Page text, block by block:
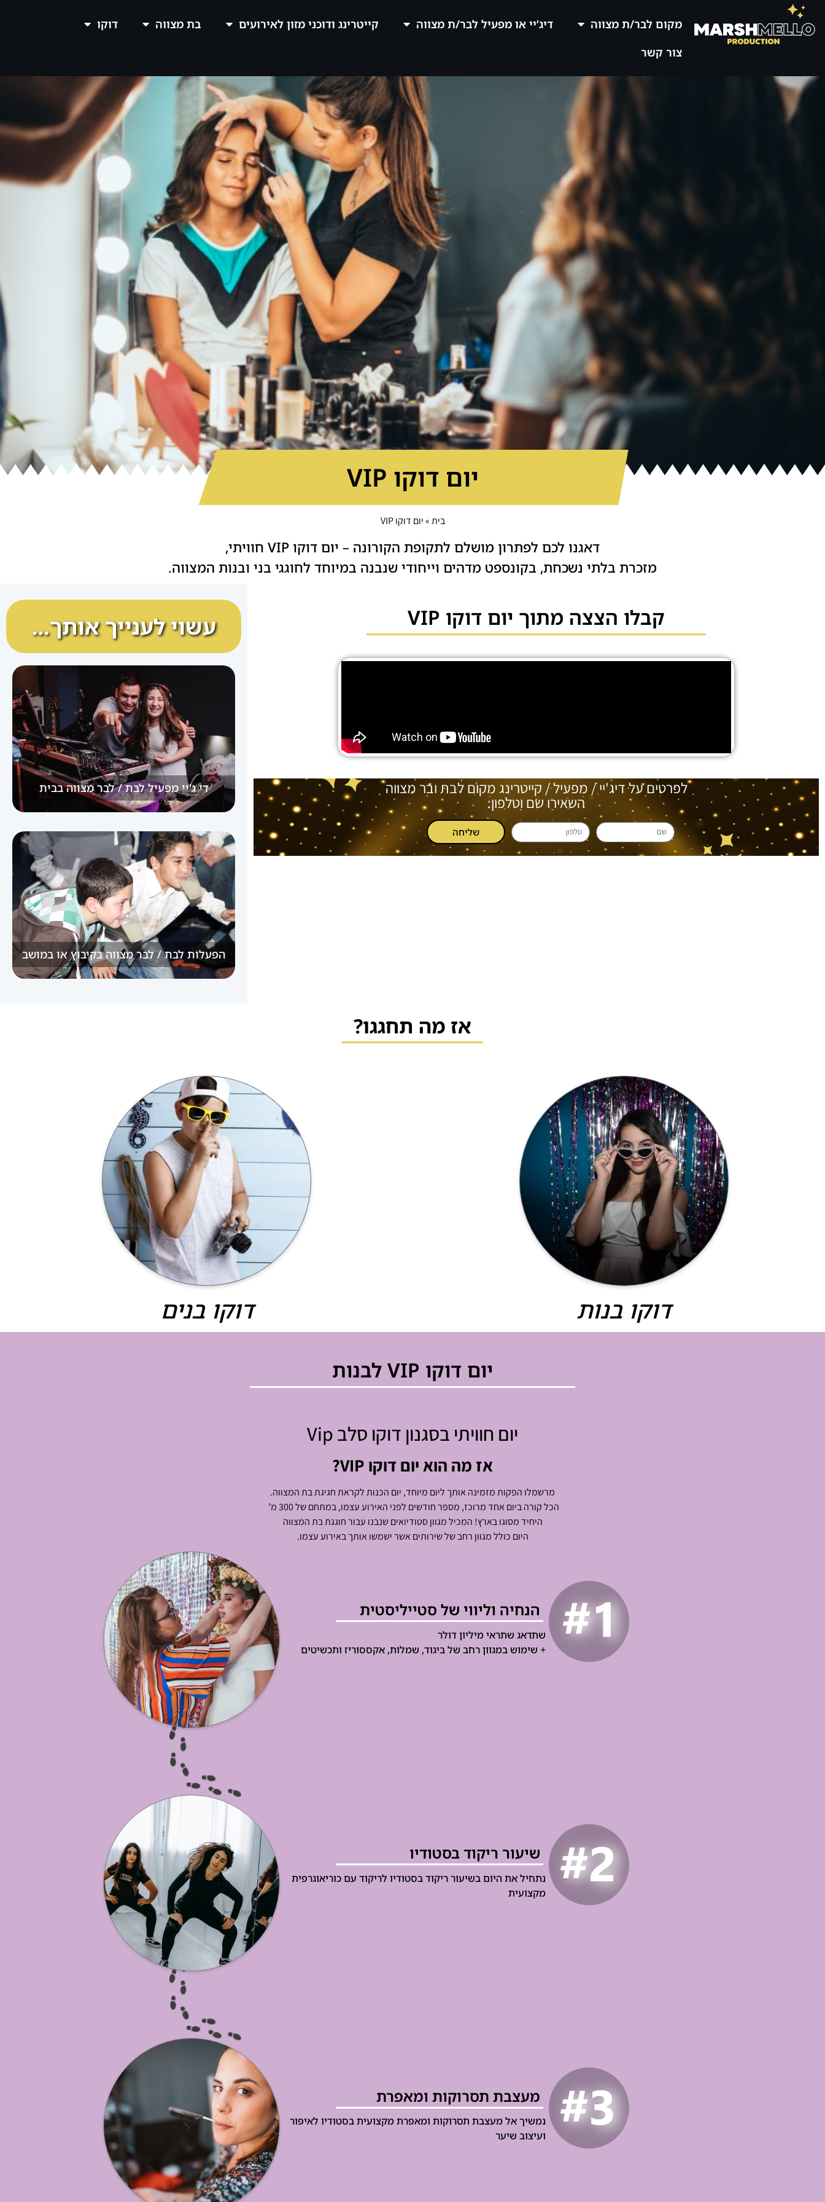
מקום לבר/ת מצווה דיג’יי או מפעיל לבר/ת מצווה קייטרינג ודוכני מזון לאירועים בת מצווה
דוקו
צור קשר
יום דוקו VIP
בית»יום דוקו VIP
דאגנו לכם לפתרון מושלם לתקופת הקורונה – יום דוקו VIP חוויתי,
מזכרת בלתי נשכחת, בקונספט מדהים וייחודי שנבנה במיוחד לחוגגי בני ובנות המצווה.
קבלו הצצה מתוך יום דוקו VIP
לפרטים על דיג'יי / מפעיל / קייטרינג מקום לבת ובר מצווה
השאירו שם וטלפון:
שליחה
עשוי לענייך אותך…
די ג'יי מפעיל לבת / לבר מצווה בבית
הפעלות לבת / לבר מצווה בקיבוץ או במושב
מועדון בת / בר מצווה בקריות
אולם לבת / לבר מצווה בחיפה
הפעלות לבת / לבר מצווה בבית
די ג’יי מפעיל לבת / לבר מצווה בבית
סטטיק ובן אל תבורי הזמנת הופעה
נועה קירל קילר או יום דוקו vip
אז מה תחגגו?
דוקו בנות דוקו בנים
יום דוקו VIP לבנות
יום חוויתי בסגנון דוקו סלב Vip
אז מה הוא יום דוקו VIP?
מרשמלו הפקות מזמינה אותך ליום מיוחד, יום הכנות לקראת חגיגת בת המצווה.
הכל קורה ביום אחד מרוכז, מספר חודשים לפני האירוע עצמו, במתחם של 300 מ’
היחיד מסוגו בארץ! המכיל מגוון סטודיואים שנבנו עבור חוגגת בת המצווה
היום כולל מגוון רחב של שירותים אשר ישמשו אותך באירוע עצמו.
הנחיה וליווי של סטייליסטית
שתדאג שתראי מיליון דולר
+ שימוש במגוון רחב של ביגוד, שמלות, אקססוריז ותכשיטים
שיעור ריקוד בסטודיו
נתחיל את היום בשיעור ריקוד בסטודיו לריקוד עם כוריאוגרפית
מקצועית
מעצבת תסרוקות ומאפרת
נמשיך אל מעצבת תסרוקות ומאפרת מקצועית בסטודיו לאיפור
ועיצוב שיער